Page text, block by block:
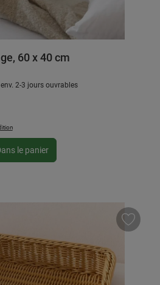
60 x 40 cm
2-3 jours ouvrables
: Entrez la quantité
le panier